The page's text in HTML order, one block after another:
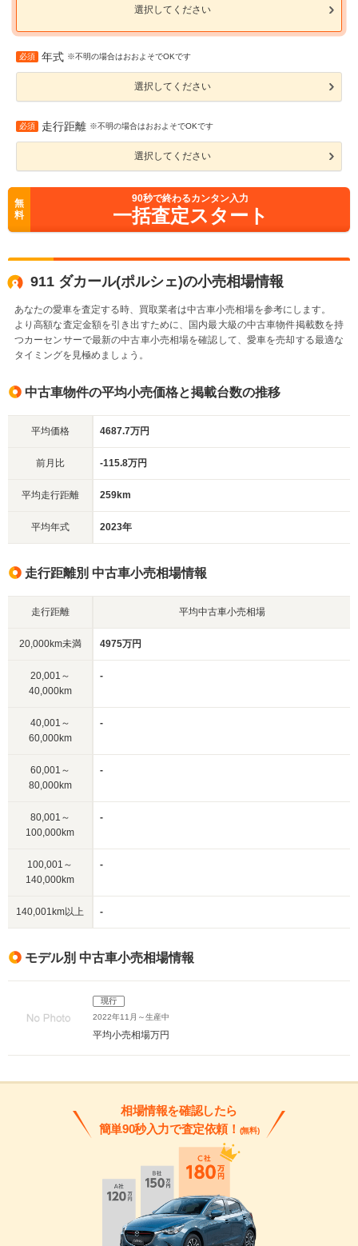
選択してください
必須 年式 ※不明の場合はおおよそでOKです
選択してください
必須 走行距離 ※不明の場合はおおよそでOKです
選択してください
無
料
90秒で終わるカンタン入力
一括査定スタート
911 ダカール(ポルシェ)の小売相場情報
あなたの愛車を査定する時、買取業者は中古車小売相場を参考にします。
より高額な査定金額を引き出すために、国内最大級の中古車物件掲載数を持
つカーセンサーで最新の中古車小売相場を確認して、愛車を売却する最適な
タイミングを見極めましょう。
中古車物件の平均小売価格と掲載台数の推移
平均価格 4687.7万円
前月比 -115.8万円
平均走行距離 259km
平均年式 2023年
走行距離別 中古車小売相場情報
走行距離 平均中古車小売相場
20,000km未満 4975万円
20,001～
40,000km
-
40,001～
60,000km
-
60,001～
80,000km
-
80,001～
100,000km
-
100,001～
140,000km
-
140,001km以上 -
モデル別 中古車小売相場情報
現行
2022年11月～生産中
平均小売相場万円
相場情報を確認したら
簡単90秒入力で査定依頼！ (無料)